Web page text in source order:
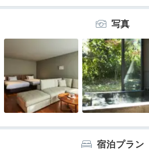
夜はバー、朝はカフェに。ジャズの音
サロン
写真
宿泊プラン